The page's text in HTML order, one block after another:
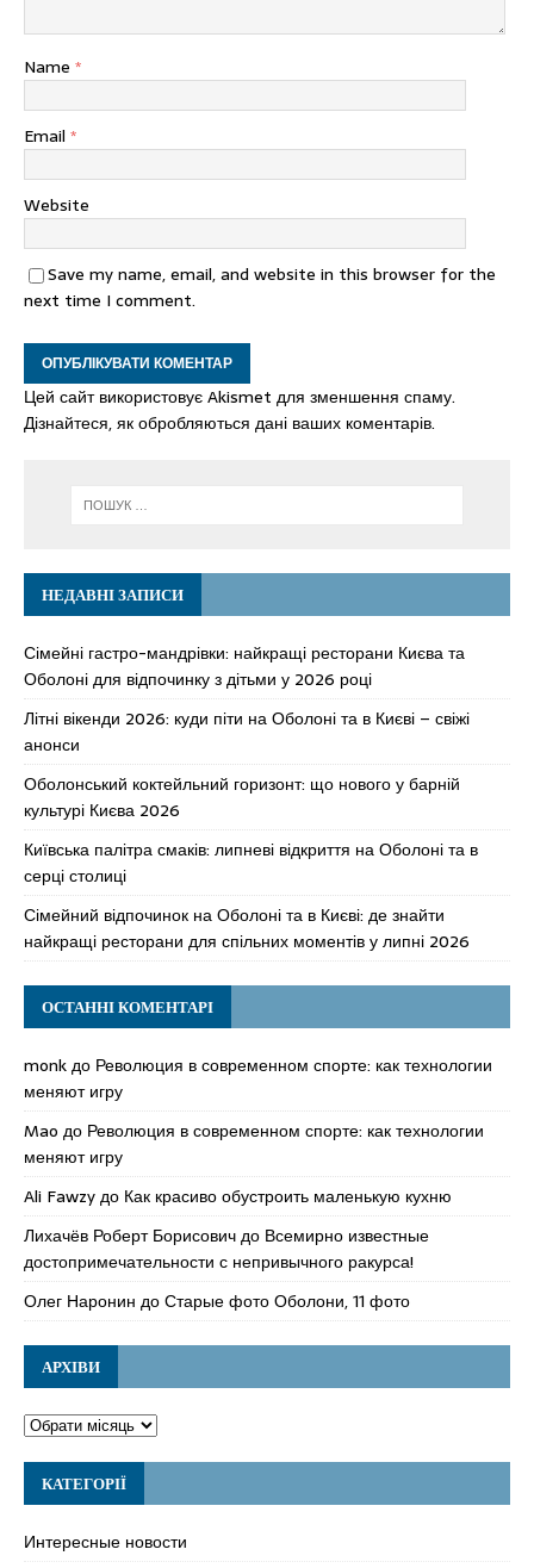
Name *
Email *
Website
Save my name, email, and website in this browser for the
next time I comment.
Цей сайт використовує Akismet для зменшення спаму.
Дізнайтеся, як обробляються дані ваших коментарів.
НЕДАВНІ ЗАПИСИ
Сімейні гастро-мандрівки: найкращі ресторани Києва та
Оболоні для відпочинку з дітьми у 2026 році
Літні вікенди 2026: куди піти на Оболоні та в Києві – свіжі
анонси
Оболонський коктейльний горизонт: що нового у барній
культурі Києва 2026
Київська палітра смаків: липневі відкриття на Оболоні та в
серці столиці
Сімейний відпочинок на Оболоні та в Києві: де знайти
найкращі ресторани для спільних моментів у липні 2026
ОСТАННІ КОМЕНТАРІ
monkдо Революция в современном спорте: как технологии
меняют игру
Mao до Революция в современном спорте: как технологии
меняют игру
Ali Fawzyдо Как красиво обустроить маленькую кухню
Лихачёв Роберт Борисовичдо Всемирно известные
достопримечательности с непривычного ракурса!
Олег Наронин доСтарые фото Оболони, 11 фото
АРХІВИ
КАТЕГОРІЇ
Интересные новости